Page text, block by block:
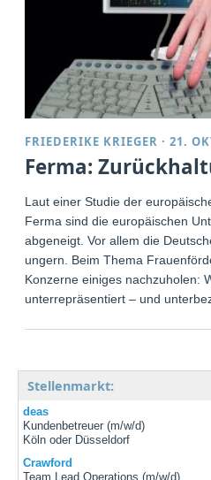
FRIEDERIKE KRIEGER ·21.
Ferma:
Laut einer Studie der
Ferma sind die europäischen
abgeneigt. Vor allem die
ungern. Beim Thema
Konzerne einiges nachzuholen:
unterrepräsentiert – und
Stellenmarkt:
deas
Kundenbetreuer (m/w/d)
Köln oder Düsseldorf
Crawford
Team Lead Operations (m/w/d)